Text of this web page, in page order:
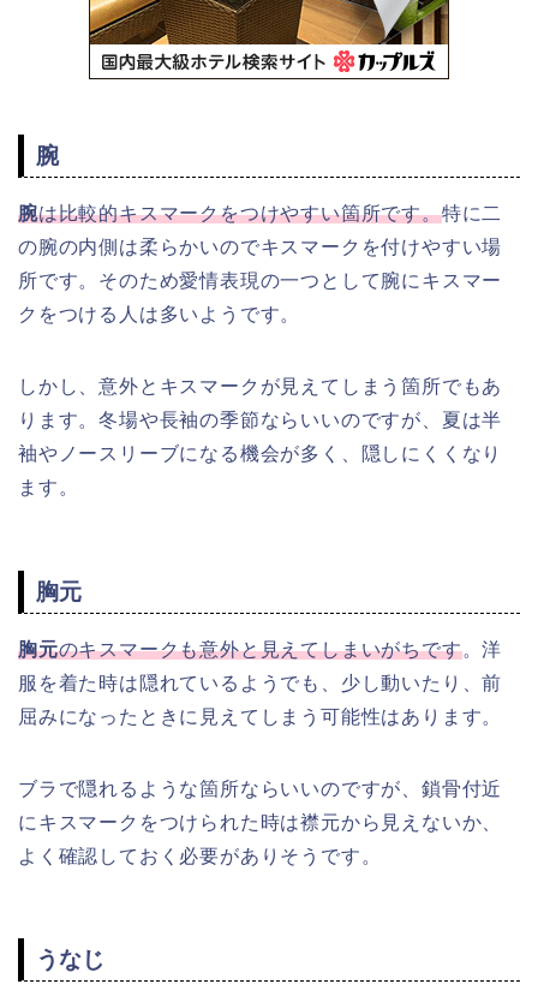
腕
腕は比較的キスマークをつけやすい箇所です。特に二
の腕の内側は柔らかいのでキスマークを付けやすい場
所です。そのため愛情表現の一つとして腕にキスマー
クをつける人は多いようです。
しかし、意外とキスマークが見えてしまう箇所でもあ
ります。冬場や長袖の季節ならいいのですが、夏は半
袖やノースリーブになる機会が多く、隠しにくくなり
ます。
胸元
胸元のキスマークも意外と見えてしまいがちです。洋
服を着た時は隠れているようでも、少し動いたり、前
屈みになったときに見えてしまう可能性はあります。
ブラで隠れるような箇所ならいいのですが、鎖骨付近
にキスマークをつけられた時は襟元から見えないか、
よく確認しておく必要がありそうです。
うなじ